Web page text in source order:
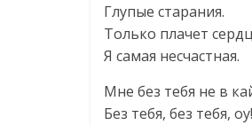
Глупые старания.
Только плачет
Я самая несчастная.
Мне без тебя не в
Без тебя, без тебя, оу!